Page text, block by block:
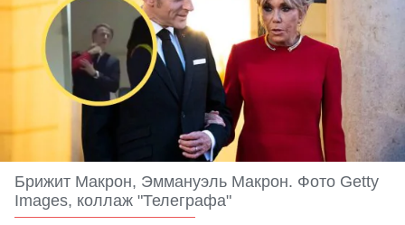
Брижит Макрон, Эммануэль Макрон. Фото Getty
Images, коллаж "Телеграфа"